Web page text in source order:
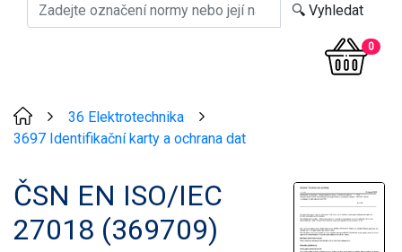
0
36 Elektrotechnika
3697 Identifikační karty a ochrana dat
ČSN EN ISO/IEC
27018 (369709)